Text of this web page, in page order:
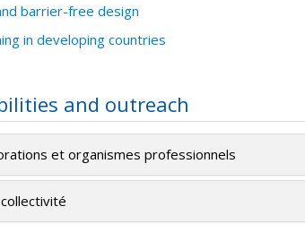
barrier-free design
in developing countries
and outreach
et organismes professionnels